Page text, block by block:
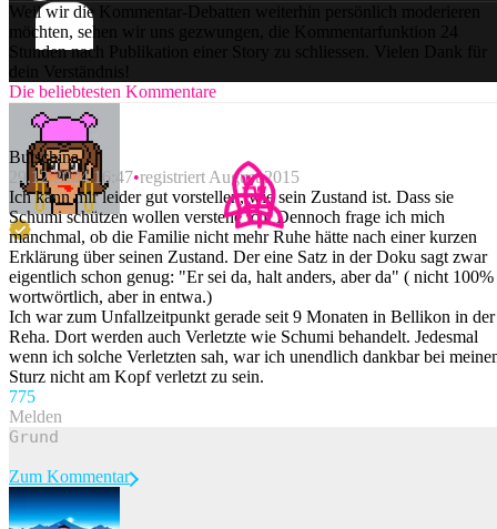
Weil wir die Kommentar-Debatten weiterhin persönlich moderieren
möchten, sehen wir uns gezwungen, die Kommentarfunktion 24
Stunden nach Publikation einer Story zu schliessen. Vielen Dank für
dein Verständnis!
Die beliebtesten Kommentare
Butschina
29.12.2024 16:47 registriert August 2015
Ich kann mir leider gut vorstellen, wie sein Zustand ist. Dass sie
Schumi schützen wollen verstehe ich. Dennoch frage ich mich
manchmal, ob die Familie nicht mehr Ruhe hätte nach einer kurzen
Erklärung über seinen Zustand. Der eine Satz in der Doku sagt zwar
eigentlich schon genug: "Er sei da, halt anders, aber da" ( nicht 100%
wortwörtlich, aber in entwa.)
Ich war zum Unfallzeitpunkt gerade seit 9 Monaten in Bellikon in der
Reha. Dort werden auch Verletzte wie Schumi behandelt. Jedesmal
wenn ich solche Verletzten sah, war ich unendlich dankbar bei
Sturz nicht am Kopf verletzt zu sein.
775
Melden
Zum Kommentar